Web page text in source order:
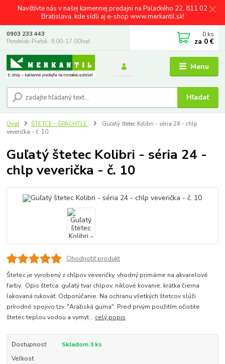
Navštívte nás v našej kamennej predajni na Palackého 22, 811 02
Bratislava, kde sídli aj e-shop www.merkantil.sk!
Menu
Hľadať
0903 233 443
Pondelok-Piatok: 9.00-17.00hod.
0 ks
za 0 €
Úvod ŠTETCE - ŠPACHTLE
Guľatý štetec Kolibri - séria 24 - chlp
veverička - č. 10
Guľatý štetec Kolibri - séria 24 -
chlp veverička - č. 10
Ohodnotiť produkt
Štetec je vyrobený z chlpov veveričky, vhodný primárne na akvarelové
farby. Opis štetca: guľatý tvar chlpov, niklové kovanie, krátka čierna
lakovaná rukoväť. Odporúčanie: Na ochranu všetkých štetcov slúži
prírodné spojivo tzv. "Arabská guma". Pred prvým použitím očistite
štetec teplou vodou a vymyt... celý popis
Dostupnosť
Skladom 3 ks
Veľkosť